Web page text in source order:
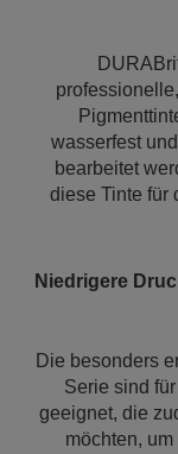
wasserfest
bearbeitet
diese Tinte für
Niedrigere
Die besonders
Serie sind
geeignet, die
möchten,